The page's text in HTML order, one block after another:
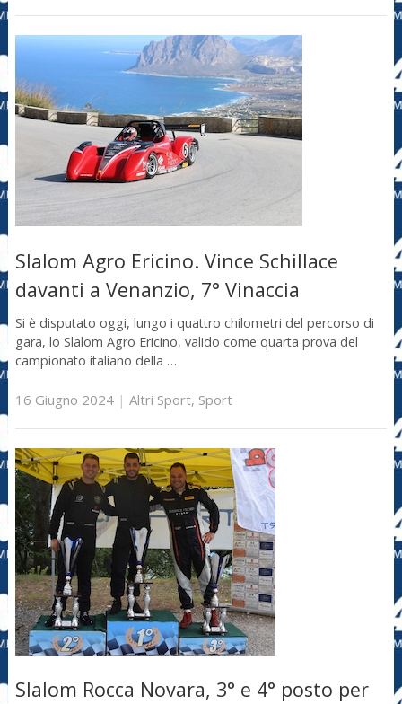
Slalom Agro Ericino. Vince Schillace
davanti a Venanzio, 7° Vinaccia
Si è disputato oggi, lungo i quattro chilometri del percorso di
gara, lo Slalom Agro Ericino, valido come quarta prova del
campionato italiano della …
16 Giugno 2024| Altri Sport, Sport
Slalom Rocca Novara, 3° e 4° posto per